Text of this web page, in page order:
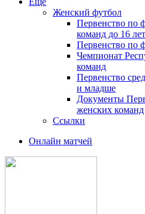
Женский футбол
Первенство по
команд до 16 лет
Первенство по
Чемпионат
команд
Первенство
и младше
Документы
женских команд
Ссылки
Онлайн матчей